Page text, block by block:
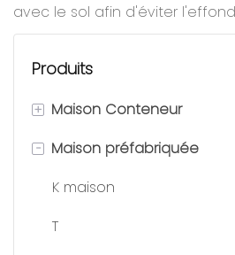
avec le sol afin d'éviter
Produits
+ Maison Conteneur
Maison conteneur
Maison de conteneur plat
Maison de conteneur
-
Maison préfabriquée
K maison
T